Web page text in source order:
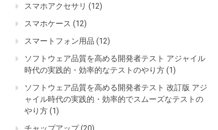
スマホアクセサリ (12)
スマホケース (12)
スマートフォン用品 (12)
ソフトウェア品質を高める開発者テスト アジャイル
時代の実践的・効率的なテストのやり方 (1)
ソフトウェア品質を高める開発者テスト 改訂版 アジ
ャイル時代の実践的・効率的でスムーズなテストの
やり方 (1)